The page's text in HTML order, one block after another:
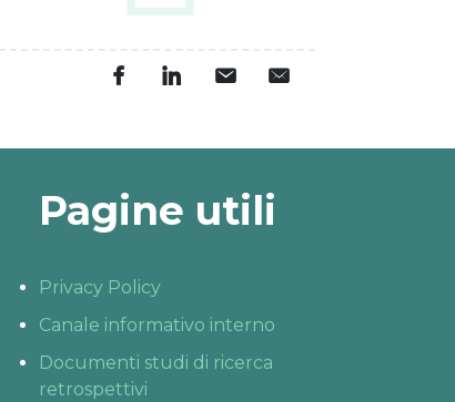
Pagine utili
Privacy Policy
Canale informativo interno
Documenti studi di ricerca
retrospettivi